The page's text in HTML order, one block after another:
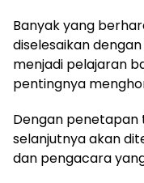
Banyak yang
diselesaikan
menjadi pelajaran
pentingnya
Dengan penetapan
selanjutnya akan
dan pengacara